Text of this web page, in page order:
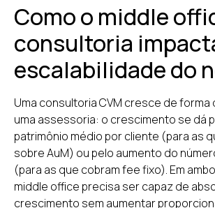
Como o middle
consultoria
escalabilidade do
Uma consultoria CVM cresce de
uma assessoria: o crescimento se dá
patrimônio médio por cliente (para as
sobre AuM) ou pelo aumento do
(para as que cobram fee fixo). Em
middle office precisa ser capaz de
crescimento sem aumentar